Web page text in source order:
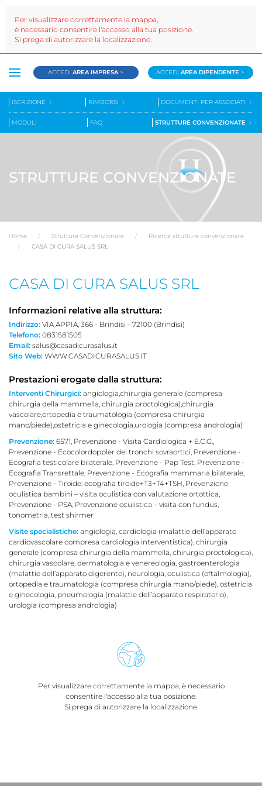
ACCEDIAREA IMPRESA > ACCEDIAREA DIPENDENTE >
ISCRIZIONE RIMBORSI DOCUMENTI PER ASSOCIATI
MODULI FAQ STRUTTURE CONVENZIONATE
STRUTTURE CONVENZIONATE
Home Strutture Convenzionate
Ricerca strutture convenzionate
CASA DI CURA SALUS SRL
CASA DI CURA SALUS SRL
Informazioni relative alla struttura:
Indirizzo: VIA APPIA, 366 - Brindisi - 72100 (Brindisi)
Telefono: 0831581505
Email: salus@casadicurasalus.it
Sito Web: WWW.CASADICURASALUS.IT
Prestazioni erogate dalla struttura:
Interventi Chirurgici: angiologia,chirurgia generale (compresa
chirurgia della mammella, chirurgia proctologica),chirurgia
vascolare,ortopedia e traumatologia (compresa chirurgia
mano/piede),ostetricia e ginecologia,urologia (compresa andrologia)
Prevenzione: 6571, Prevenzione - Visita Cardiologica + E.C.G.,
Prevenzione - Ecocolordoppler dei tronchi sovraortici, Prevenzione -
Ecografia testicolare bilaterale, Prevenzione - Pap Test, Prevenzione -
Ecografia Transrettale, Prevenzione - Ecografia mammaria bilaterale,
Prevenzione - Tiroide: ecografia tiroide+T3+T4+TSH, Prevenzione
oculistica bambini – visita oculistica con valutazione ortottica,
Prevenzione - PSA, Prevenzione oculistica – visita con fundus,
tonometria, test shirmer
Visite specialistiche: angiologia, cardiologia (malattie dell’apparato
cardiovascolare compresa cardiologia interventistica), chirurgia
generale (compresa chirurgia della mammella, chirurgia proctologica),
chirurgia vascolare, dermatologia e venereologia, gastroenterologia
(malattie dell’apparato digerente), neurologia, oculistica (oftalmologia),
ortopedia e traumatologia (compresa chirurgia mano/piede), ostetricia
e ginecologia, pneumologia (malattie dell’apparato respiratorio),
urologia (compresa andrologia)
Per visualizzare correttamente la mappa, è necessario
consentire l'accesso alla tua posizione.
Si prega di autorizzare la localizzazione.
Per visualizzare correttamente la mappa,
è necessario consentire l'accesso alla tua posizione.
Si prega di autorizzare la localizzazione.